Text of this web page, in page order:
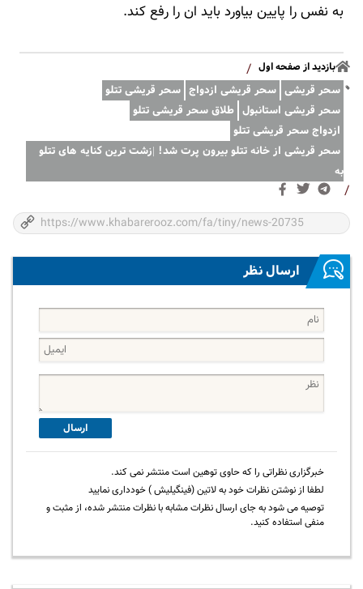
به نفس را پایین بیاورد باید ان را رفع کند.
بازدید از صفحه اول /
سحر قریشی سحر قریشی ازدواج سحر قریشی تتلو
سحر قریشی استانبول طلاق سحر قریشی تتلو
ازدواج سحر قریشی تتلو
سحر قریشی از خانه تتلو بیرون پرت شد! |زشت ترین کنایه های تتلو
به
/
ارسال نظر
ارسال
خبرگزاری نظراتی را که حاوی توهین است منتشر نمی کند.
لطفا از نوشتن نظرات خود به لاتین (فینگیلیش ) خودداری نمایید
توصیه می شود به جای ارسال نظرات مشابه با نظرات منتشر شده، از مثبت و
منفی استفاده کنید.